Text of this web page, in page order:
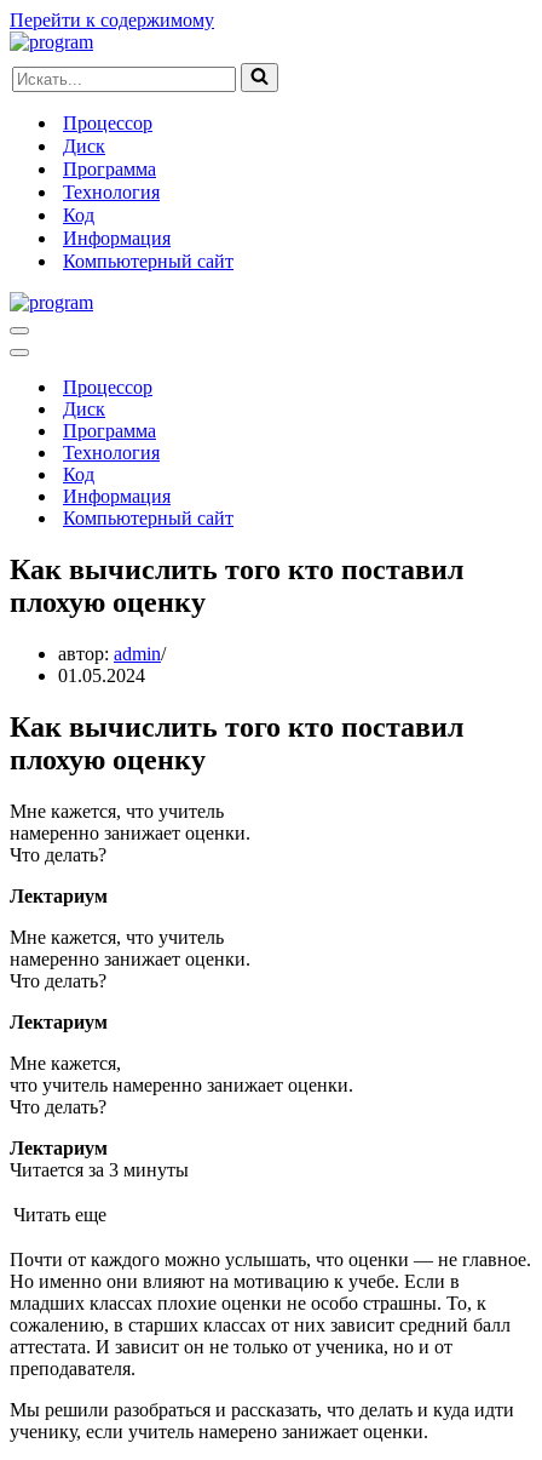
Перейти к содержимому
Искать...
Процессор
Диск
Программа
Технология
Код
Информация
Компьютерный сайт
Меню
навигации
Меню
навигацииПроцессор
Диск
Программа
Технология
Код
Информация
Компьютерный сайт
Как вычислить того кто поставил
плохую оценку
автор: admin
01.05.2024
Как вычислить того кто поставил
плохую оценку
Мне кажется, что учитель
намеренно занижает оценки.
Что делать?
Лектариум
Мне кажется, что учитель
намеренно занижает оценки.
Что делать?
Лектариум
Мне кажется,
что учитель намеренно занижает оценки.
Что делать?
Лектариум
Читается за 3 минуты
Читать еще
Почти от каждого можно услышать, что оценки — не главное.
Но именно они влияют на мотивацию к учебе. Если в
младших классах плохие оценки не особо страшны. То, к
сожалению, в старших классах от них зависит средний балл
аттестата. И зависит он не только от ученика, но и от
преподавателя.
Мы решили разобраться и рассказать, что делать и куда идти
ученику, если учитель намерено занижает оценки.